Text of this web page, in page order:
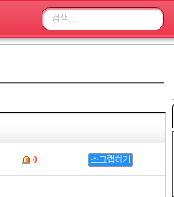
0 스크랩하기